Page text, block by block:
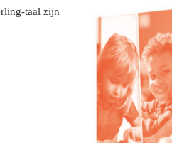
taal zijn